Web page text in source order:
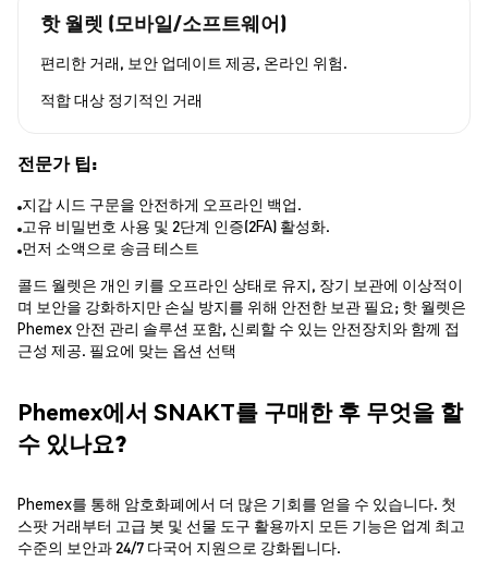
핫 월렛 (모바일/소프트웨어)
편리한 거래, 보안 업데이트 제공, 온라인 위험.
적합 대상 정기적인 거래
전문가 팁:
지갑 시드 구문을 안전하게 오프라인 백업.
고유 비밀번호 사용 및 2단계 인증(2FA) 활성화.
먼저 소액으로 송금 테스트
콜드 월렛은 개인 키를 오프라인 상태로 유지, 장기 보관에 이상적이
며 보안을 강화하지만 손실 방지를 위해 안전한 보관 필요; 핫 월렛은
Phemex 안전 관리 솔루션 포함, 신뢰할 수 있는 안전장치와 함께 접
근성 제공. 필요에 맞는 옵션 선택
Phemex에서 SNAKT를 구매한 후 무엇을 할
수 있나요?
Phemex를 통해 암호화폐에서 더 많은 기회를 얻을 수 있습니다. 첫
스팟 거래부터 고급 봇 및 선물 도구 활용까지 모든 기능은 업계 최고
수준의 보안과 24/7 다국어 지원으로 강화됩니다.